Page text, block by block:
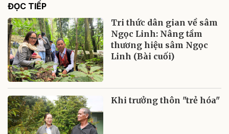
ĐỌC TIẾP
Tri thức dân gian về sâm
Ngọc Linh: Nâng tầm
thương hiệu sâm Ngọc
Linh (Bài cuối)
Khi trưởng thôn "trẻ hóa"